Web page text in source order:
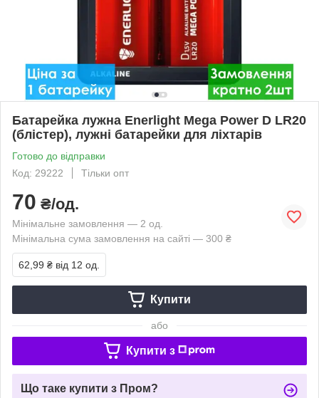
Батарейка лужна Enerlight Mega Power D LR20
(блістер), лужні батарейки для ліхтарів
Готово до відправки
Код: 29222
Тільки опт
70 ₴/од.
Мінімальне замовлення — 2 од.
Мінімальна сума замовлення на сайті — 300 ₴
62,99 ₴ від 12 од.
Купити
або
Купити з
Що таке купити з Пром?